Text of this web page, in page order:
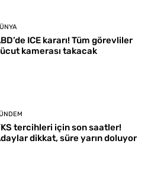
ICE kararı! Tüm görevliler
kamerası takacak
tercihleri için son saatler!
dikkat, süre yarın doluyor